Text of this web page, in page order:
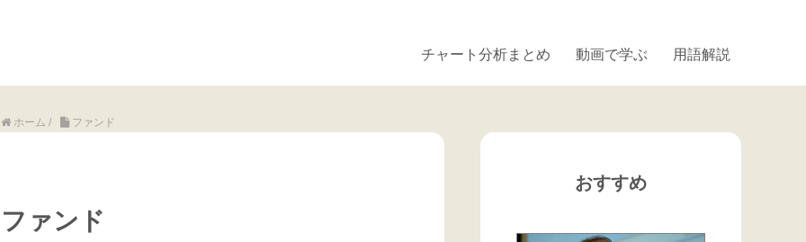
チャート分析まとめ 動画で学ぶ 用語解説
ホーム / ファンド
ファンド
おすすめ